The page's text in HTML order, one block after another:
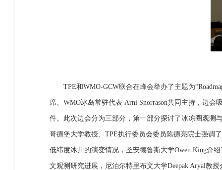
TPE和WMO-GCW联合在峰会举办了主题为“Roadmap
席、WMO冰岛常驻代表 Arni Snorrason共同主持，边
件。此次边会分为三部分，第一部分探讨了冰冻圈观测
哥德堡大学教授、TPE执行委员会委员陈德亮院士强调
低纬度冰川的演变情况，圣安德鲁斯大学Owen King介
文观测研究进展，尼泊尔特里布文大学Deepak Aryal教